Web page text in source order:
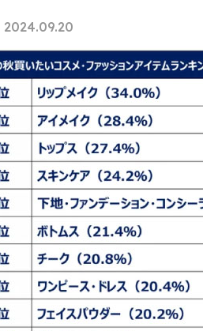
2024.09.20